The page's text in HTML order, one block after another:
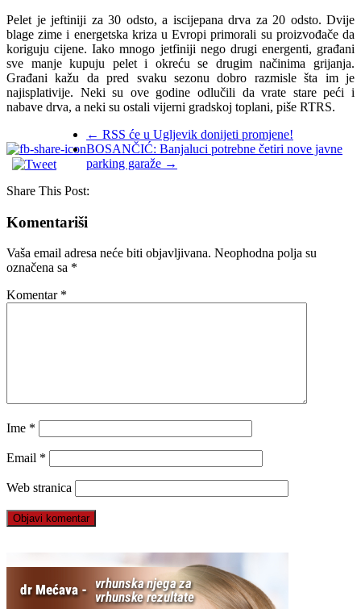
Pelet je jeftiniji za 30 odsto, a iscijepana drva za 20 odsto. Dvije
blage zime i energetska kriza u Evropi primorali su proizvođače da
koriguju cijene. Iako mnogo jetfiniji nego drugi energenti, građani
sve manje kupuju pelet i okreću se drugim načinima grijanja.
Građani kažu da pred svaku sezonu dobro razmisle šta im je
najisplativije. Neki su ove godine odlučili da vrate stare peći i
nabave drva, a neki su ostali vijerni gradskoj toplani, piše RTRS.
← RSS će u Ugljevik donijeti promjene!
BOSANČIĆ: Banjaluci potrebne četiri nove javne
parking garaže →
Share This Post:
Komentariši
Vaša email adresa neće biti objavljivana. Neophodna polja su
označena sa *
Komentar *
Ime *
Email *
Web stranica